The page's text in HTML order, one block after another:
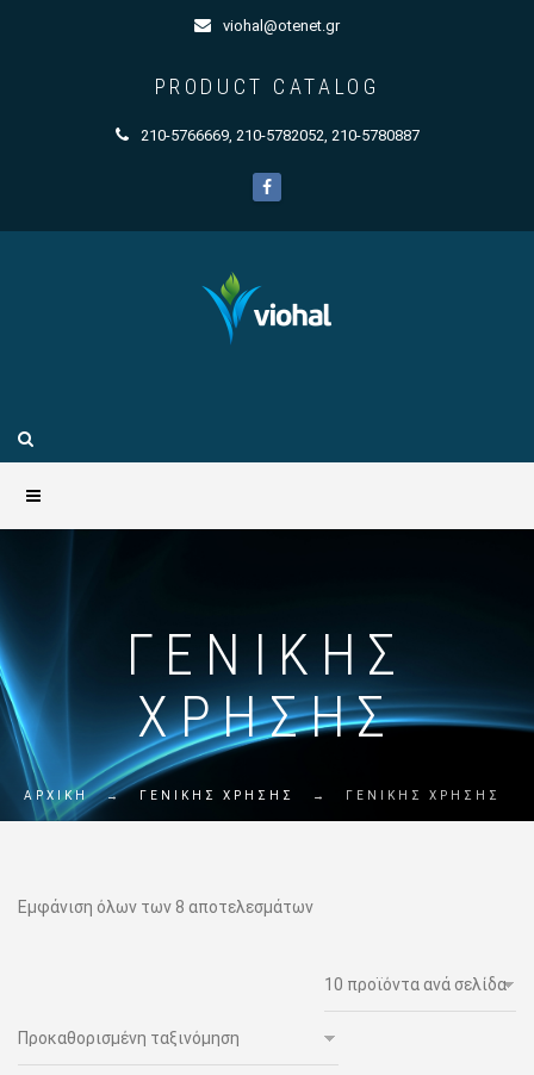
viohal@otenet.gr
PRODUCT CATALOG
210-5766669, 210-5782052, 210-5780887
ΓΕΝΙΚΗΣ
ΧΡΗΣΗΣ
ΑΡΧΙΚΗ → ΓΕΝΙΚΗΣ ΧΡΗΣΗΣ → ΓΕΝΙΚΗΣ ΧΡΗΣΗΣ
Εμφάνιση όλων των 8 αποτελεσμάτων